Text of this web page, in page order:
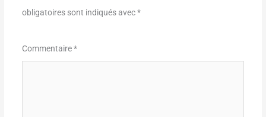
obligatoires sont indiqués avec*
Commentaire*